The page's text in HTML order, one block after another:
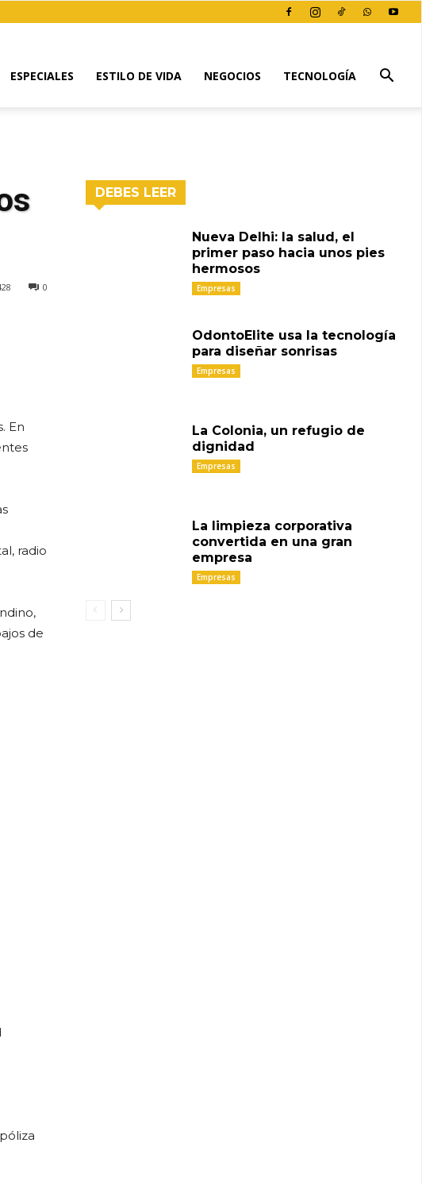
ESPECIALES ESTILO DE VIDA NEGOCIOS TECNOLOGÍA
0
En
radio
de
DEBES LEER
Nueva Delhi: la salud, el
primer paso hacia unos pies
hermosos
Empresas
OdontoElite usa la tecnología
para diseñar sonrisas
Empresas
La Colonia, un refugio de
dignidad
Empresas
La limpieza corporativa
convertida en una gran
empresa
Empresas